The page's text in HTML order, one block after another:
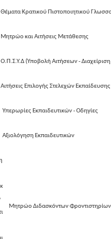
Θέματα Κρατικού Πιστοποιητικού
Μητρώο και Αιτήσεις Μετάθεσης
Ο.Π.Σ.Υ.Δ (Υποβολή Αιτήσεων -
Αιτήσεις Επιλογής Στελεχών Εκπαίδευσης
Υπερωρίες Εκπαιδευτικών - Οδηγίες
Αξιολόγηση Εκπαιδευτικών
Μητρώο Διδασκόντων Φροντιστηρίων